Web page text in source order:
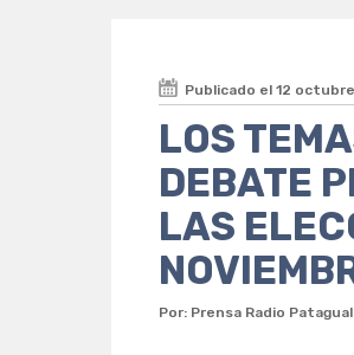
Publicado el 12
LOS
DEBATE
LAS
Por: Prensa Radio Patagual